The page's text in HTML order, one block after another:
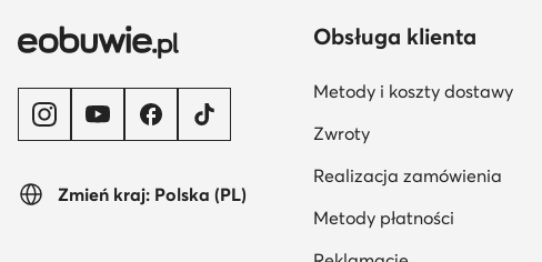
Zmień kraj: Polska (PL)
Obsługa klienta
Metody i koszty dostawy
Zwroty
Realizacja zamówienia
Metody płatności